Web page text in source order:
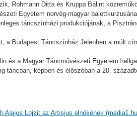
Rohmann Ditta és Kruppa Bálint
Egyetem norvég-magyar
táncszínházi produkciójának, a
a Budapest Táncszínház Jelenben a múlt
és a Magyar Táncművészeti Egyetem
táncban, képben és élőszóban a 20.
Alajos Lojzit az Artisjus elnökének